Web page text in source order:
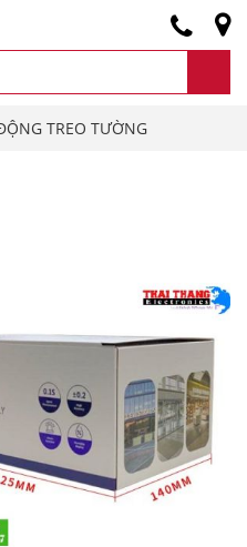
TREO TƯỜNG